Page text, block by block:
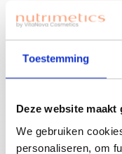
Toestemming
Deze website
We gebruiken
personaliseren, om
29, 50